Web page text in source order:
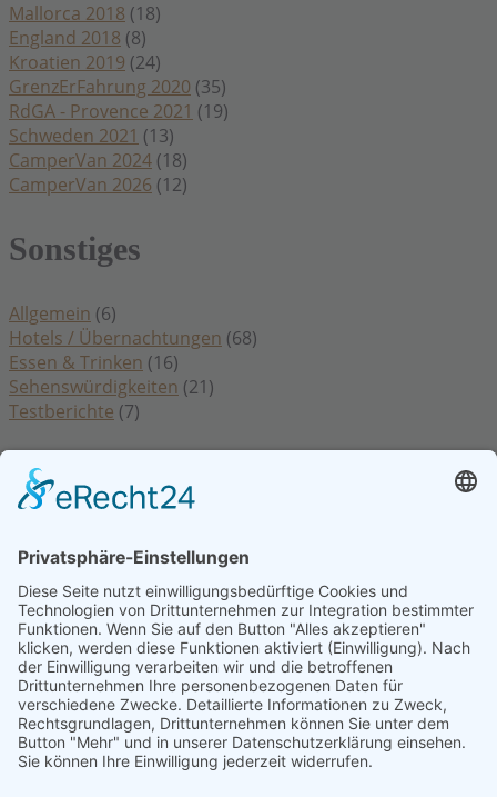
Mallorca 2018 (18)
England 2018 (8)
Kroatien 2019 (24)
GrenzErFahrung 2020 (35)
RdGA - Provence 2021 (19)
Schweden 2021 (13)
CamperVan 2024 (18)
CamperVan 2026 (12)
Sonstiges
Allgemein (6)
Hotels / Übernachtungen (68)
Essen & Trinken (16)
Sehenswürdigkeiten (21)
Testberichte (7)
Rechtliches
Impressum
Kontakt
Cookie Einstellungen
Hinweis: Affiliatelinks/Werbelinks/Werbung
Die mit Sternchen () gekennzeichneten Links sind sogenannte Affiliate-
Links. Wenn du auf so einen Affiliate-Link klickst und über diesen Link